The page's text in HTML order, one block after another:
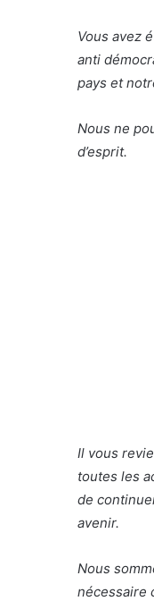
Vous avez
anti
pays et
Nous ne
d’esprit.
Il vous
toutes les
de
avenir.
Nous
nécessaire